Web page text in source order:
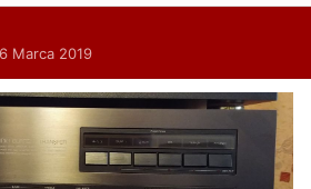
Marca 2019